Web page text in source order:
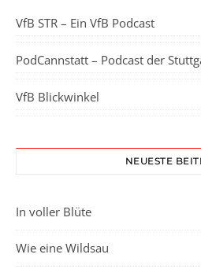
VfB STR – Ein VfB Podcast
PodCannstatt – Podcast der
VfB Blickwinkel
NEUESTE
In voller Blüte
Wie eine Wildsau